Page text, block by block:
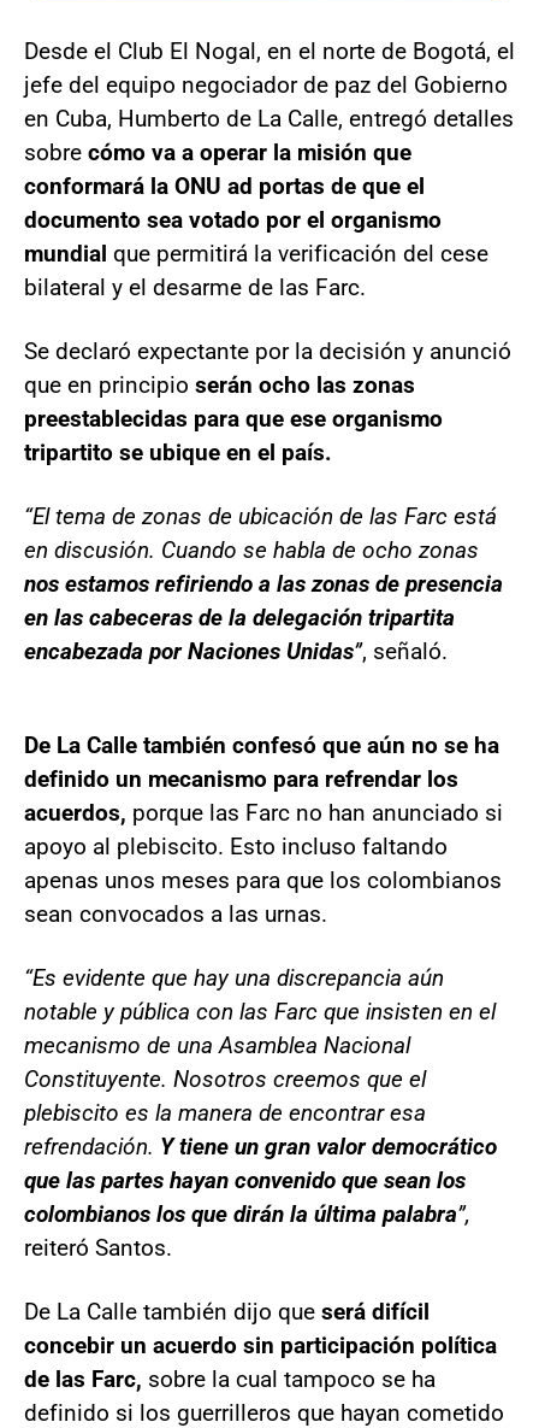
Desde el Club El Nogal, en el norte de Bogotá, el
jefe del equipo negociador de paz del Gobierno
en Cuba, Humberto de La Calle, entregó detalles
sobre cómo va a operar la misión que
conformará la ONU ad portas de que el
documento sea votado por el organismo
mundial que permitirá la verificación del cese
bilateral y el desarme de las Farc.
Se declaró expectante por la decisión y anunció
que en principio serán ocho las zonas
preestablecidas para que ese organismo
tripartito se ubique en el país.
“El tema de zonas de ubicación de las Farc está
en discusión. Cuando se habla de ocho zonas
nos estamos refiriendo a las zonas de presencia
en las cabeceras de la delegación tripartita
encabezada por Naciones Unidas”, señaló.
De La Calle también confesó que aún no se ha
definido un mecanismo para refrendar los
acuerdos, porque las Farc no han anunciado si
apoyo al plebiscito. Esto incluso faltando
apenas unos meses para que los colombianos
sean convocados a las urnas.
“Es evidente que hay una discrepancia aún
notable y pública con las Farc que insisten en el
mecanismo de una Asamblea Nacional
Constituyente. Nosotros creemos que el
plebiscito es la manera de encontrar esa
refrendación. Y tiene un gran valor democrático
que las partes hayan convenido que sean los
colombianos los que dirán la última palabra”,
reiteró Santos.
De La Calle también dijo que será difícil
concebir un acuerdo sin participación política
de las Farc, sobre la cual tampoco se ha
definido si los guerrilleros que hayan cometido